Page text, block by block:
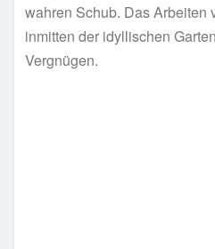
wahren Schub. Das Arbeiten
inmitten der idyllischen
Vergnügen.